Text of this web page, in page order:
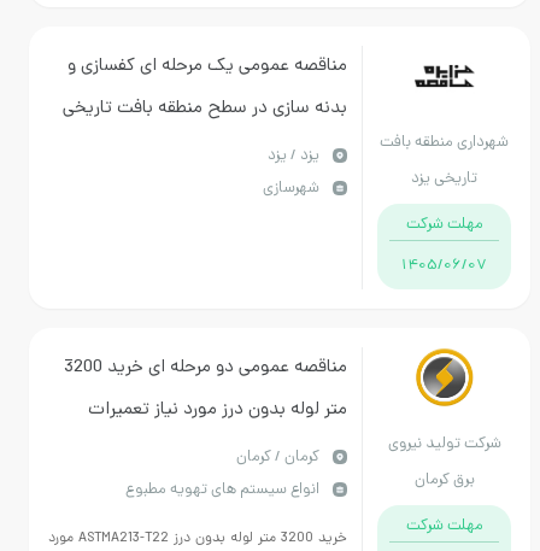
شهرداری منطقه بافت
تاریخی یزد
مهلت شرکت
1405/06/07
مناقصه عمومی یک مرحله ای کفسازی و
بدنه سازی در سطح منطقه بافت تاریخی
يزد / یزد
شهرسازی
شرکت تولید نیروی
برق کرمان
مهلت شرکت
مناقصه عمومی دو مرحله ای خرید 3200
متر لوله بدون درز مورد نیاز تعمیرات
اکونومایزر بویلرهای نیروگاه شهید
سلیمانی کرمان
كرمان / کرمان
انواع سیستم های تهویه مطبوع
خرید 3200 متر لوله بدون درز ASTMA213-T22 مورد